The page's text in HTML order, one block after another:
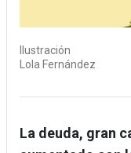
Ilustración
Lola Fernández
La deuda, gran